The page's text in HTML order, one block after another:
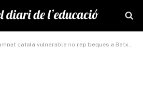
català vulnerable no rep beques a Batxillerat i FP